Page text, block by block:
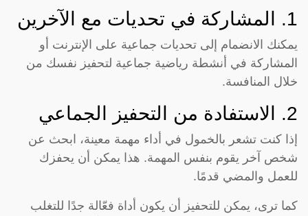
1. المشاركة في تحديات مع الآخرين
يمكنك الانضمام إلى تحديات جماعية على الإنترنت أو
المشاركة في أنشطة رياضية جماعية لتحفيز نفسك من
خلال المنافسة.
2. الاستفادة من التحفيز الجماعي
إذا كنت تشعر بالخمول في أداء مهمة معينة، ابحث عن
شخص آخر يقوم بنفس المهمة. هذا يمكن أن يحفزك
للعمل والمضي قدمًا.
كما ترى، يمكن للتحفيز أن يكون أداة فعّالة جدًا للتغلب